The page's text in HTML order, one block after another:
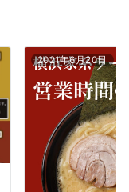
2021年6月20日